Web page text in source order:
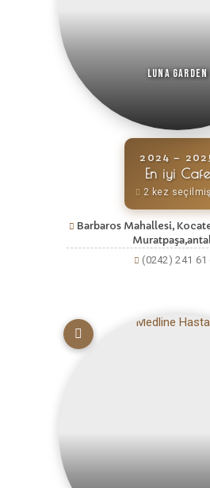
Luna Garden
2024 –
En iyi Cafe
2 kez seçilmiş
Barbaros Mahallesi,
(0242) 241 61